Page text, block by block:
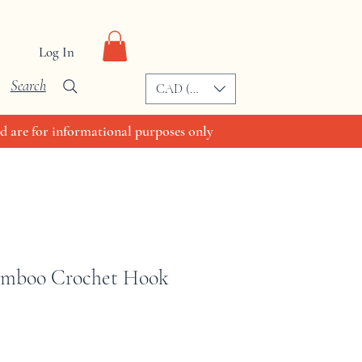
Log In
Search CAD (C$)
are for informational purposes only
Crochet Hook